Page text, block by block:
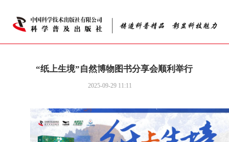
“纸上生境”自然博物图书分享会顺利举行
2025-09-29 11:11